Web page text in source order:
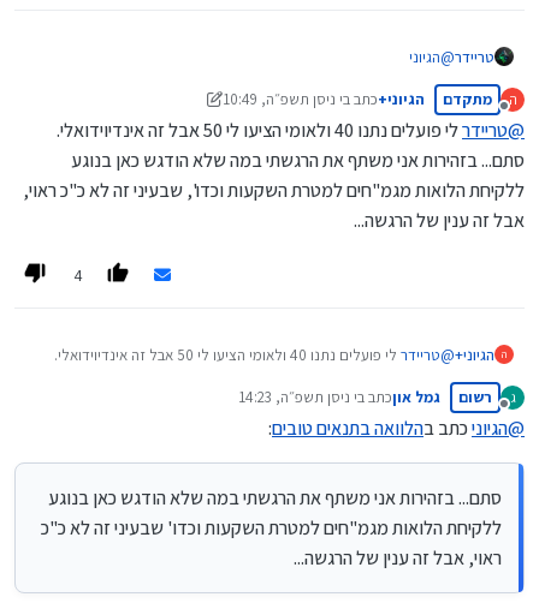
טריידר@הגיוני
איזה בנק נותנת עכשיו 40 אש"ח ללא ריבית בהעברת חשבון
עבור ההתמקחות מול הבנק שלי)?
ה
מנותק
מתקדם הגיוני+כתב בי ניסן תשפ״ה, 10:49
נערך לאחרונה על ידי הגיוני+
@טריידרלי פועלים נתנו 40 ולאומי הציעו לי 50 אבל זה אינדיוידואלי.
סתם... בזהירות אני משתף את הרגשתי במה שלא הודגש כאן בנוגע
ללקיחת הלואות מגמ"חים למטרת השקעות וכדו', שבעיני זה לא כ"כ ראוי,
אבל זה ענין של הרגשה...
4
ה הגיוני+@טריידר לי פועלים נתנו 40 ולאומי הציעו לי 50 אבל זה אינדיוידואלי.
סתם... בזהירות אני משתף את הרגשתי במה שלא הודגש כאן בנוגע
ללקיחת הלואות מגמ"חים למטרת השקעות וכדו', שבעיני זה לא כ"כ ראוי,
אבל זה ענין של הרגשה...
ג
מנותק
רשום גמל אוןכתב בי ניסן תשפ״ה, 14:23
נערך לאחרונה על ידי
@הגיוניכתב בהלוואה בתנאים טובים:
סתם... בזהירות אני משתף את הרגשתי במה שלא הודגש כאן בנוגע
ללקיחת הלואות מגמ"חים למטרת השקעות וכדו' שבעיני זה לא כ"כ
ראוי, אבל זה ענין של הרגשה...